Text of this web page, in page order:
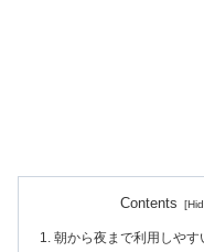
Contents
朝から夜まで利用しやす